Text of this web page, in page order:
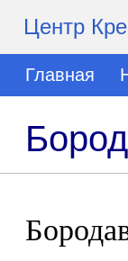
Центр
Главная